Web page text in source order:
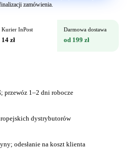
zamówienia.
Kurier InPost
14 zł
Darmowa dostawa
od 199 zł
przewóz 1–2 dni robocze
dystrybutorów
odesłanie na koszt klienta